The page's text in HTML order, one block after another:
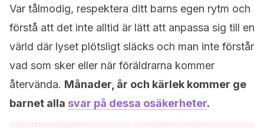
Var tålmodig, respektera ditt barns egen rytm och
förstå att det inte alltid är lätt att anpassa sig till en
värld där lyset plötsligt släcks och man inte förstår
vad som sker eller när föräldrarna kommer
återvända. Månader, år och kärlek kommer ge
barnet alla svar på dessa osäkerheter.